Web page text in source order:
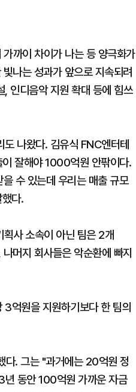
까이 차이가 나는 등 양극화가
나는 성과가 앞으로 지속되려
인디음악 지원 확대 등에 힘쓰
나왔다. 김유식 FNC엔터테
잘해야 1000억원 안팎이다.
수 있는데 우리는 매출 규모
다.
사 소속이 아닌 팀은 2개
머지 회사들은 악순환에 빠지
억원을 지원하기보다 한 팀의
다. 그는 "과거에는 20억원 정
년 동안 100억원 가까운 자금